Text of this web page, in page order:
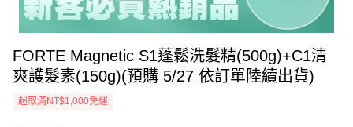
FORTE Magnetic S1蓬鬆洗髮精(500g)+C1清
爽護髮素(150g)(預購 5/27 依訂單陸續出貨)
超取滿NT$1,000免運